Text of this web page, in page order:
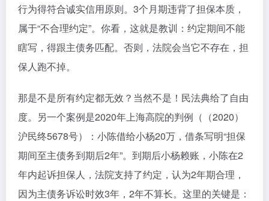
行为得符合诚实信用原则。3个月期违背了担保本质，
属于“不合理约定”。你看，这就是教训：约定期间不能
瞎写，得跟主债务匹配。否则，法院会当它不存在，担
保人跑不掉。
那是不是所有约定都无效？当然不是！民法典给了自由
度。另一个案例是2020年上海高院的判例（（2020）
沪民终5678号）：小陈借给小杨20万，借条写明“担保
期间至主债务到期后2年”。到期后小杨赖账，小陈在2
年内起诉担保人，法院支持了约定，认为2年期合理，
因为主债务诉讼时效3年，2年不算长。这里的关键是：